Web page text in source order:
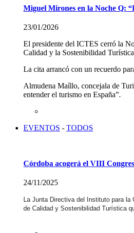
Miguel Mirones en la Noche Q:
23/01/2026
El presidente del ICTES cerró la
Calidad y la Sostenibilidad
La cita arrancó con un recuerdo
Almudena Maíllo, concejala de
entender el turismo en España”.
EVENTOS - TODOS
Córdoba acogerá el VIII
24/11/2025
La Junta Directiva del Instituto para
de Calidad y Sostenibilidad Turística